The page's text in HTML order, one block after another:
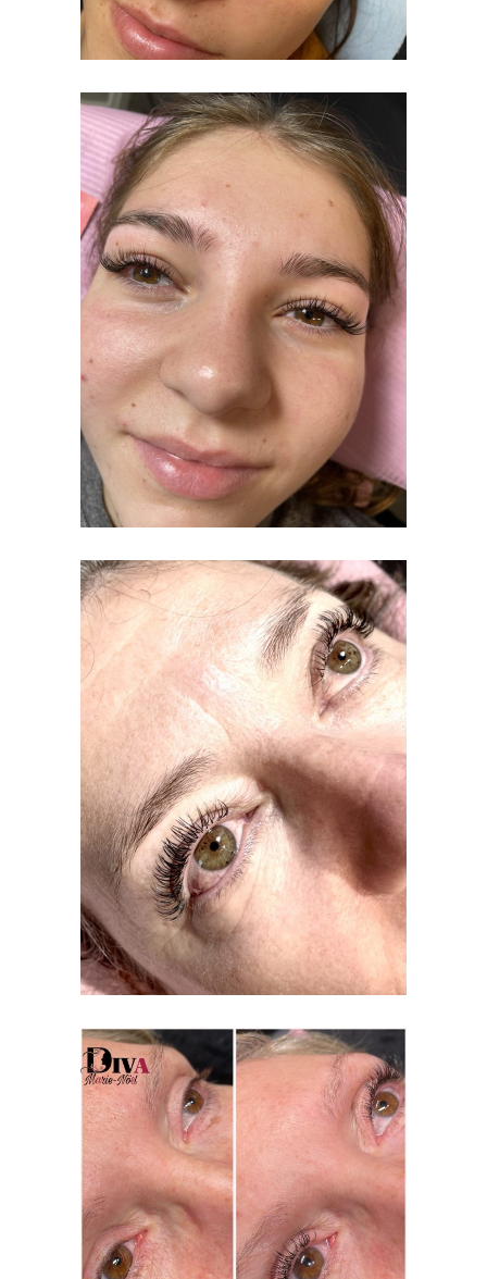
CILS
CLASSIQUE3
CILS CLASSIQUE
CILS
CLASSIQUE4
CILS CLASSIQUE
CILS
CLASSIQUE5
CILS CLASSIQUE